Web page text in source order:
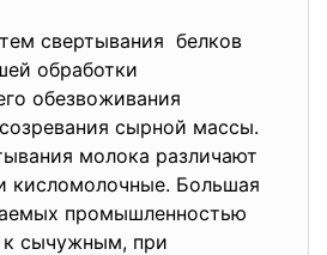
свертывания белков
обработки
обезвоживания
сырной массы.
молока различают
Большая
промышленностью
к сычужным, при